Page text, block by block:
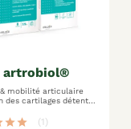
artrobiol®
mobilité articulaire
cartilages détente
star star (1)